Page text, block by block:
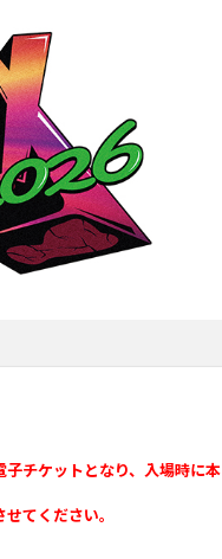
チケットとなり、入場時に本
てください。